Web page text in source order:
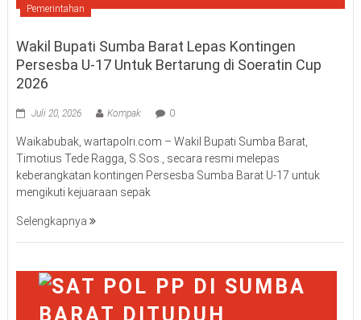
Pemerintahan
Wakil Bupati Sumba Barat Lepas Kontingen
Persesba U-17 Untuk Bertarung di Soeratin Cup
2026
Juli 20, 2026 Kompak 0
Waikabubak, wartapolri.com – Wakil Bupati Sumba Barat,
Timotius Tede Ragga, S.Sos., secara resmi melepas
keberangkatan kontingen Persesba Sumba Barat U-17 untuk
mengikuti kejuaraan sepak
Selengkapnya